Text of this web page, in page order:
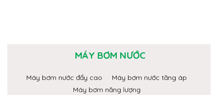
MÁY BƠM NƯỚC
Máy bơm nước đẩy cao
Máy bơm nước tăng áp
Máy bơm năng lượng